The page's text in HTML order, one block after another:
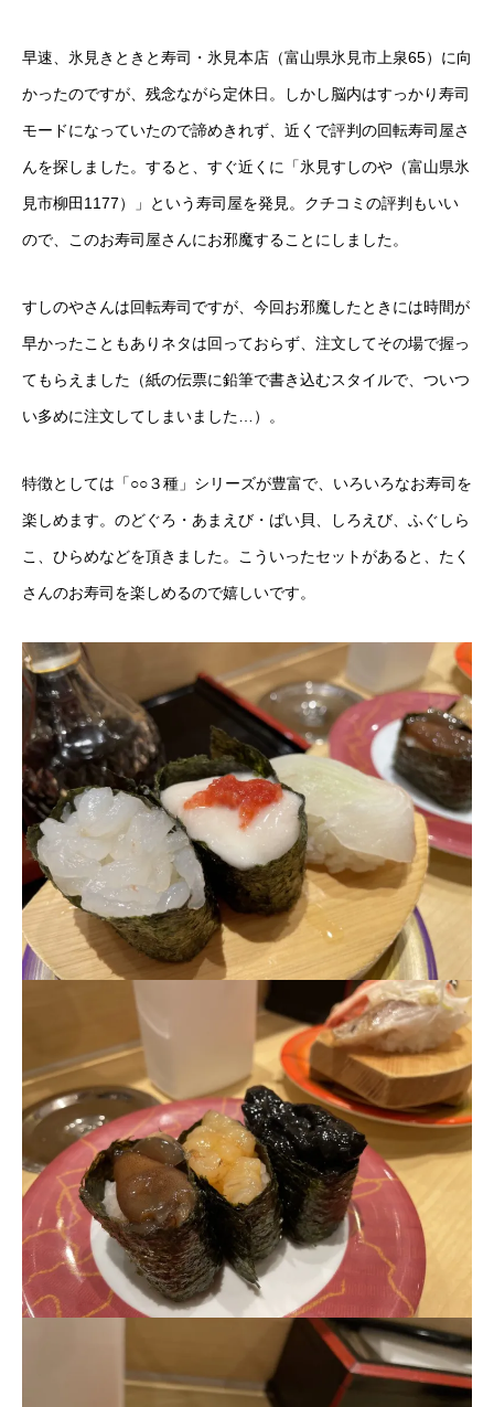
早速、氷見きときと寿司・氷見本店（富山県氷見市上泉65）に向
かったのですが、残念ながら定休日。しかし脳内はすっかり寿司
モードになっていたので諦めきれず、近くで評判の回転寿司屋さ
んを探しました。すると、すぐ近くに「氷見すしのや（富山県氷
見市柳田1177）」という寿司屋を発見。クチコミの評判もいい
ので、このお寿司屋さんにお邪魔することにしました。
すしのやさんは回転寿司ですが、今回お邪魔したときには時間が
早かったこともありネタは回っておらず、注文してその場で握っ
てもらえました（紙の伝票に鉛筆で書き込むスタイルで、ついつ
い多めに注文してしまいました…）。
特徴としては「○○３種」シリーズが豊富で、いろいろなお寿司を
楽しめます。のどぐろ・あまえび・ばい貝、しろえび、ふぐしら
こ、ひらめなどを頂きました。こういったセットがあると、たく
さんのお寿司を楽しめるので嬉しいです。